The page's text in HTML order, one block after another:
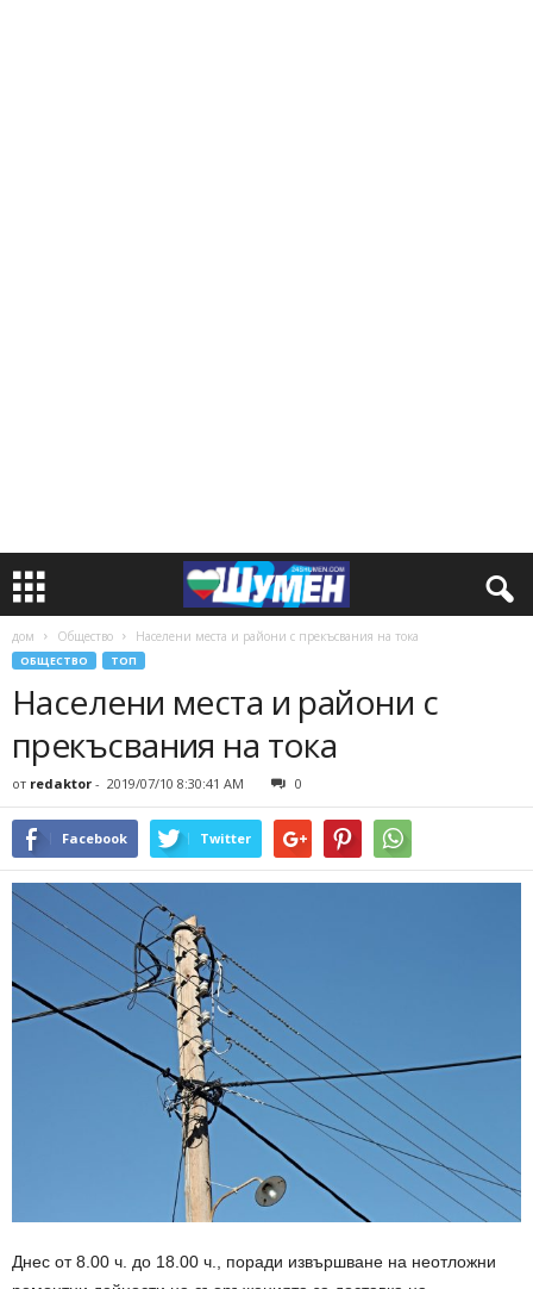
дом Общество Населени места и райони с прекъсвания на тока
ОБЩЕСТВО ТОП
Населени места и райони с
прекъсвания на тока
от redaktor - 2019/07/10 8:30:41 AM 0
Facebook Twitter
Днес от 8.00 ч. до 18.00 ч., поради извършване на неотложни